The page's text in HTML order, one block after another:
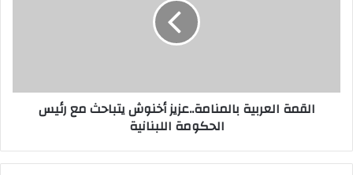
القمة العربية بالمنامة..عزيز أخنوش يتباحث مع رئيس
الحكومة اللبنانية